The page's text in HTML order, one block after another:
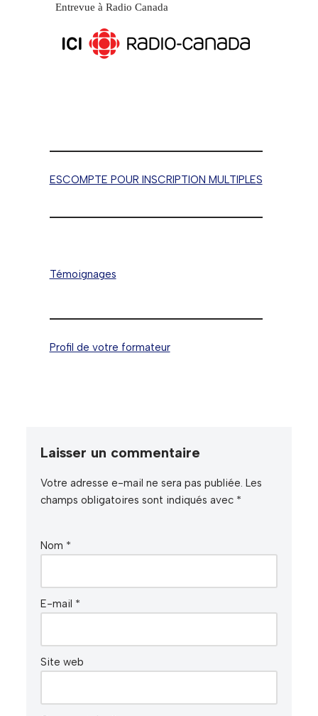
Entrevue à Radio Canada
ESCOMPTE POUR INSCRIPTION MULTIPLES
Témoignages
Profil de votre formateur
Laisser un commentaire
Votre adresse e-mail ne sera pas publiée. Les
champs obligatoires sont indiqués avec *
Nom *
E-mail *
Site web